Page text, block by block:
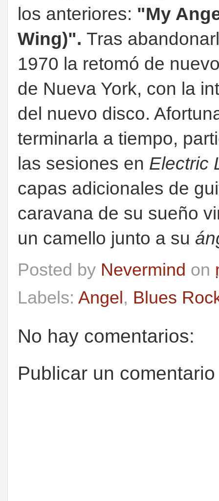
los anteriores: "My
Wing)". Tras
1970 la retomó de
de Nueva York, con la
del nuevo disco.
terminarla a tiempo,
las sesiones en Electric
capas adicionales de
caravana de su sueño
un camello junto a su
Posted by Nevermind on
Labels: Angel, Blues
No hay comentarios:
Publicar un comentario